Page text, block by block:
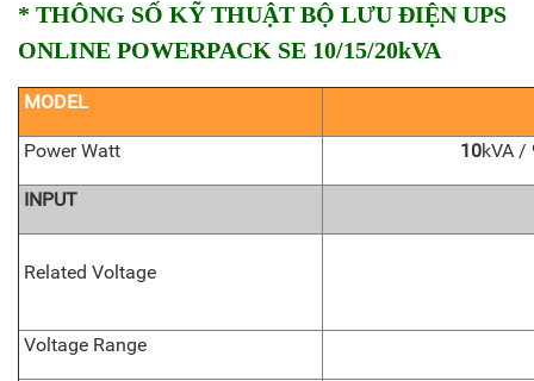
* THÔNG SỐ KỸ THUẬT BỘ LƯU ĐIỆN UPS
ONLINE POWERPACK SE 10/15/20kVA
MODEL
Power Watt 10kVA /
INPUT
Related Voltage
Voltage Range